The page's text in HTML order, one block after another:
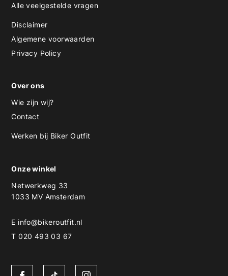
Alle veelgestelde vragen
Disclaimer
Algemene voorwaarden
Privacy Policy
Over ons
Wie zijn wij?
Contact
Werken bij Biker Outfit
Onze winkel
Netwerkweg 33
1033 MV Amsterdam
E info@bikeroutfit.nl
T 020 493 03 67